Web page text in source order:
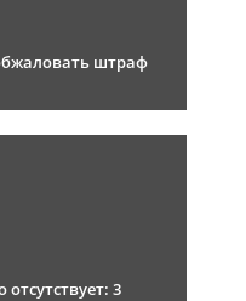
штраф
отсутствует: 3